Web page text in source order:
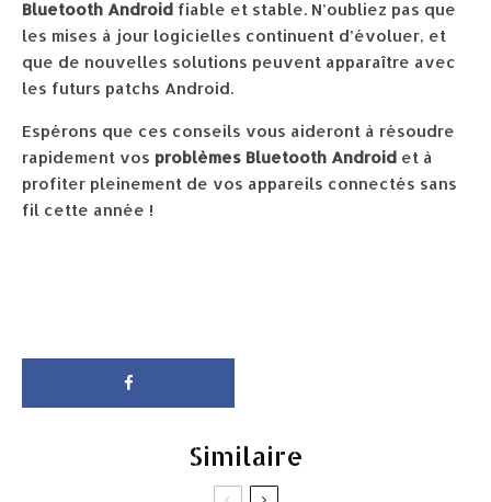
Bluetooth Android fiable et stable. N’oubliez pas que
les mises à jour logicielles continuent d’évoluer, et
que de nouvelles solutions peuvent apparaître avec
les futurs patchs Android.
Espérons que ces conseils vous aideront à résoudre
rapidement vos problèmes Bluetooth Android et à
profiter pleinement de vos appareils connectés sans
fil cette année !
Similaire